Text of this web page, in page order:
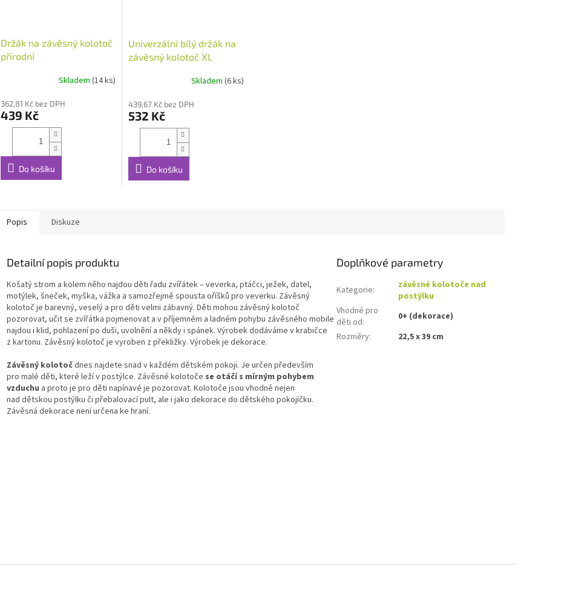
Držák na závěsný kolotoč
přírodní
Skladem (14 ks)
362,81 Kč bez DPH
439 Kč
Do košíku
Univerzální bílý držák na
závěsný kolotoč XL
Skladem (6 ks)
439,67 Kč bez DPH
532 Kč
Do košíku
Popis Diskuze
Detailní popis produktu
Košatý strom a kolem něho najdou děti řadu zvířátek – veverka, ptáčci, ježek, datel,
motýlek, šneček, myška, vážka a samozřejmě spousta oříšků pro veverku. Závěsný
kolotoč je barevný, veselý a pro děti velmi zábavný. Děti mohou závěsný kolotoč
pozorovat, učit se zvířátka pojmenovat a v příjemném a ladném pohybu závěsného mobile
najdou i klid, pohlazení po duši, uvolnění a někdy i spánek. Výrobek dodáváme v krabičce
z kartonu. Závěsný kolotoč je vyroben z překližky. Výrobek je dekorace.
Závěsný kolotočdnes najdete snad v každém dětském pokoji. Je určen především
pro malé děti, které leží v postýlce. Závěsné kolotoče se otáčí s mírným pohybem
vzduchu a proto je pro děti napínavé je pozorovat. Kolotoče jsou vhodné nejen
nad dětskou postýlku či přebalovací pult, ale i jako dekorace do dětského pokojíčku.
Závěsná dekorace není určena ke hraní.
Doplňkové parametry
Kategorie:
závěsné kolotoče nad
postýlku
Vhodné pro
děti od:
0+ (dekorace)
Rozměry: 22,5 x 39 cm